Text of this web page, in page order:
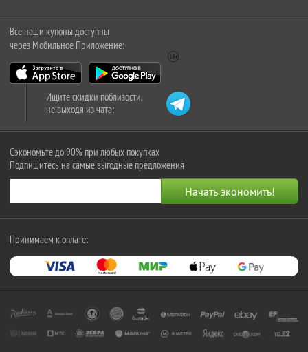
Все наши купоны доступны
через Мобильное Приложение:
Ищите скидки поблизости,
не выходя из чата:
Сэкономьте до 90% при любых покупках
Подпишитесь на самые выгодные предложения
Принимаем к оплате: